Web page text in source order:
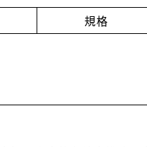
規格